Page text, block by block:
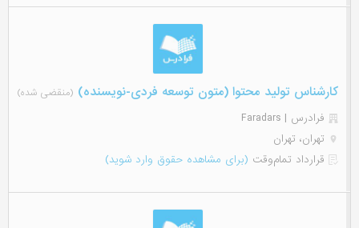
کارشناس تولید محتوا (متون توسعه فردی-نویسنده) (منقضی شده)
فرادرس | Faradars
تهران، تهران
قرارداد تمام‌وقت (برای مشاهده حقوق وارد شوید)